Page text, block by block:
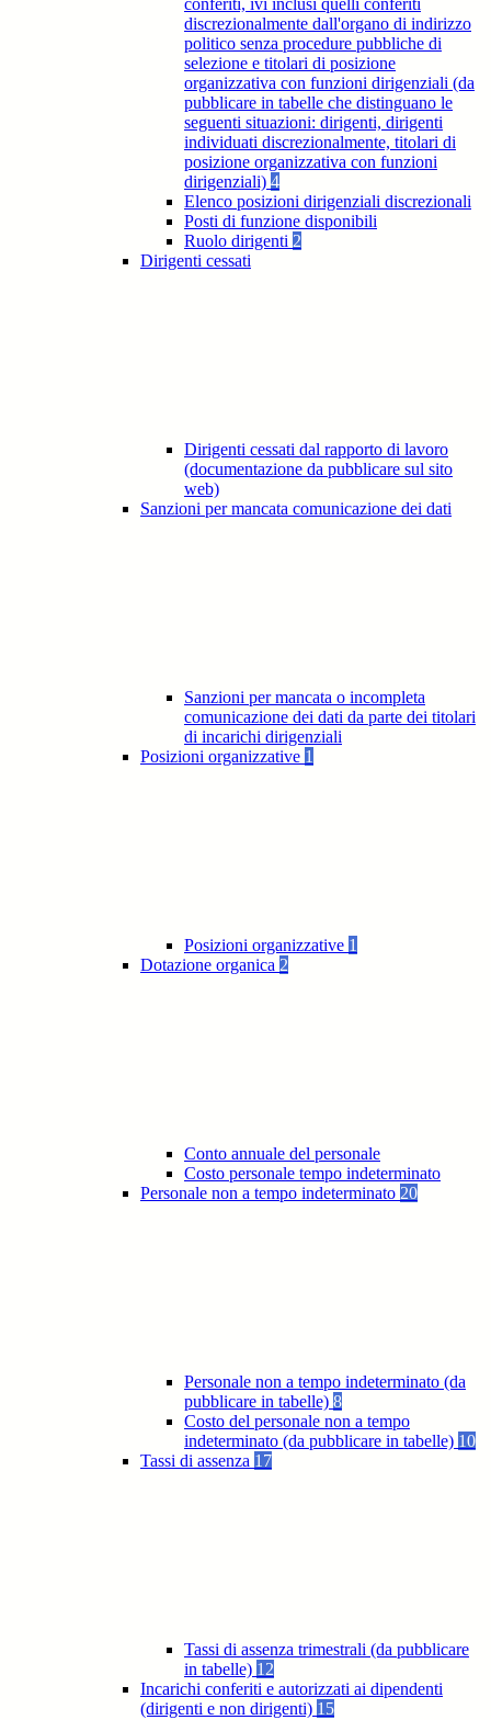
conferiti, ivi inclusi quelli conferiti
discrezionalmente dall'organo di indirizzo
politico senza procedure pubbliche di
selezione e titolari di posizione
organizzativa con funzioni dirigenziali (da
pubblicare in tabelle che distinguano le
seguenti situazioni: dirigenti, dirigenti
individuati discrezionalmente, titolari di
posizione organizzativa con funzioni
dirigenziali) 4
Elenco posizioni dirigenziali discrezionali
Posti di funzione disponibili
Ruolo dirigenti 2
Dirigenti cessati
Dirigenti cessati dal rapporto di lavoro
(documentazione da pubblicare sul sito
web)
Sanzioni per mancata comunicazione dei dati
Sanzioni per mancata o incompleta
comunicazione dei dati da parte dei titolari
di incarichi dirigenziali
Posizioni organizzative 1
Posizioni organizzative 1
Dotazione organica 2
Conto annuale del personale
Costo personale tempo indeterminato
Personale non a tempo indeterminato 20
Personale non a tempo indeterminato (da
pubblicare in tabelle) 8
Costo del personale non a tempo
indeterminato (da pubblicare in tabelle) 10
Tassi di assenza 17
Tassi di assenza trimestrali (da pubblicare
in tabelle) 12
Incarichi conferiti e autorizzati ai dipendenti
(dirigenti e non dirigenti) 15